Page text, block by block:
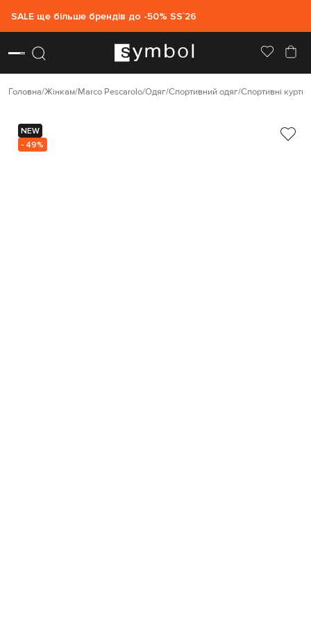
SALE ще більше брендів до -50% SS`26
Головна Жінкам Marco Pescarolo Одяг Спортивний одяг Спортивні куртки
NEW
- 49%